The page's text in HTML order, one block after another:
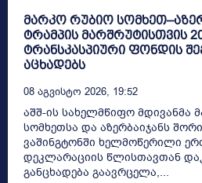
მარკო რუბიო
ტრამპის მარშრუტისთვის
ტრანსკასპიური ფონდის
აცხადებს
08 Აგვისტო 2026, 19:52
აშშ-ის სახელმწიფო მდივანმა
სომხეთსა და აზერბაიჯანს
ვაშინგტონში ხელმოწერილი
დეკლარაციის წლისთავთან
განცხადება გაავრცელა,...